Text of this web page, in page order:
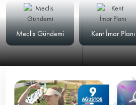
Meclis Gündemi
Kent İmar Planı